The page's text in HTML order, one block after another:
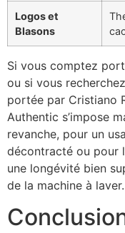
Logos et
Blasons
Si vous comptez
ou si vous
portée par Cristiano
Authentic s’impose
revanche, pour un
décontracté ou pour
une longévité bien
de la machine à laver.